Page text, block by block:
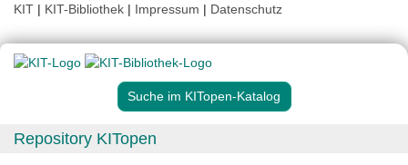
KIT | KIT-Bibliothek | Impressum | Datenschutz
Suche im KITopen-Katalog
Repository KITopen